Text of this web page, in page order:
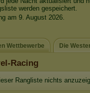
werden gespeichert.
am 9. August 2026.
Wettbewerbe Die
Racing
Rangliste nichts